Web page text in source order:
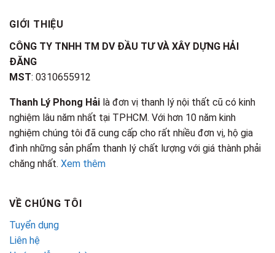
GIỚI THIỆU
CÔNG TY TNHH TM DV ĐẦU TƯ VÀ XÂY DỰNG HẢI
ĐĂNG
MST: 0310655912
Thanh Lý Phong Hải là đơn vị thanh lý nội thất cũ có kinh
nghiệm lâu năm nhất tại TPHCM. Với hơn 10 năm kinh
nghiệm chúng tôi đã cung cấp cho rất nhiều đơn vị, hộ gia
đình những sản phẩm thanh lý chất lượng với giá thành phải
chăng nhất. Xem thêm
VỀ CHÚNG TÔI
Tuyển dụng
Liên hệ